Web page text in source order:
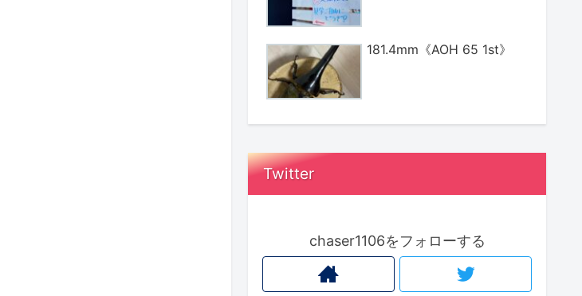
181.4mm《AOH 65 1st》
Twitter
chaser1106をフォローする